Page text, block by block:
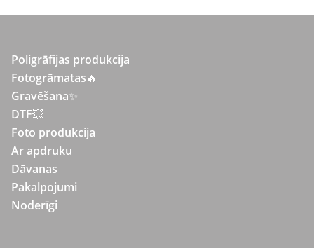
Poligrāfijas produkcija
Fotogrāmatas🔥
Gravēšana✨
DTF💥
Foto produkcija
Ar apdruku
Dāvanas
Pakalpojumi
Noderīgi